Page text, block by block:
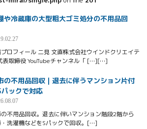
や冷蔵庫の大型粗大ゴミ処分の不用品回
ロフィール 二見 文直株式会社ウインドクリエイテ
表取締役 YouTubeチャンネル「 […][…]
の不用品回収｜退去に伴うマンション片付
パックで対応
不用品回収。退去に伴いマンション階段2階から
洗濯機などをSパックで回収。[…]